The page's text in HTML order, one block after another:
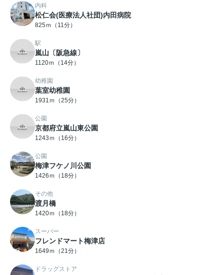
内科
松仁会(医療法人社団)内田病院
825ｍ（11分）
駅
嵐山〔阪急線〕
1120ｍ（14分）
幼稚園
葉室幼稚園
1931ｍ（25分）
公園
京都府立嵐山東公園
1243ｍ（16分）
公園
梅津フケノ川公園
1426ｍ（18分）
その他
渡月橋
1420ｍ（18分）
スーパー
フレンドマート梅津店
1649ｍ（21分）
ドラッグストア